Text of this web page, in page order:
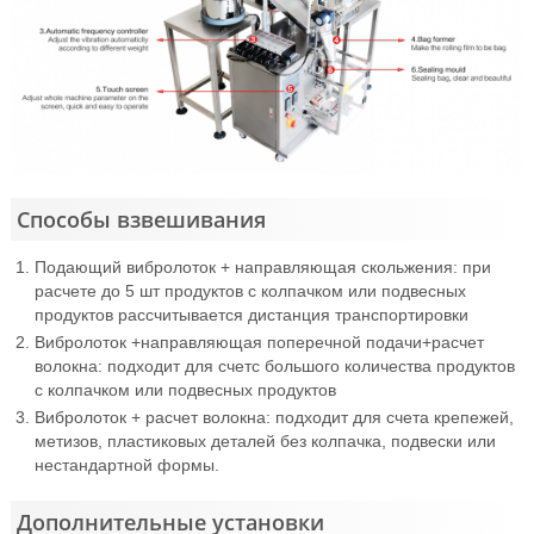
Способы взвешивания
Подающий вибролоток + направляющая скольжения: при
расчете до 5 шт продуктов с колпачком или подвесных
продуктов рассчитывается дистанция транспортировки
Вибролоток +направляющая поперечной подачи+расчет
волокна: подходит для счетс большого количества продуктов
с колпачком или подвесных продуктов
Вибролоток + расчет волокна: подходит для счета крепежей,
метизов, пластиковых деталей без колпачка, подвески или
нестандартной формы.
Дополнительные установки